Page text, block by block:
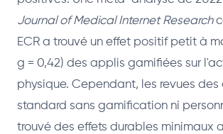
Journal of Medical Internet Research
ECR a trouvé un effet positif petit à
g = 0,42) des applis gamifiées sur
physique. Cependant, les revues des
standard sans gamification ni
trouvé des effets durables minimaux